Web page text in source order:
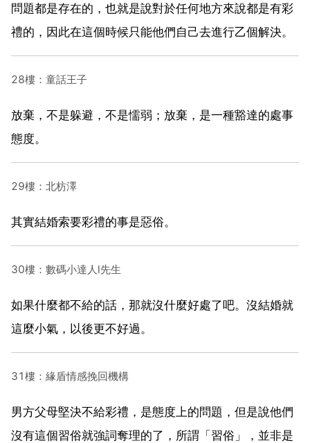
問題都是存在的，也就是說對於任何地方來說都是有彩
禮的，因此在這個時候只能他們自己去進行乙個解決。
28樓：童話王子
放棄，不是躲避，不是懦弱；放棄，是一種豁達的處事
態度。
29樓：北枋澤
其實結婚索要彩禮的事是惡俗。
30樓：數碼小達人l先生
如果什麼都不給的話，那就沒什麼好處了吧。沒結婚就
這麼小氣，以後更不好過。
31樓：緣盾情感挽回機構
男方父母堅決不給彩禮，是態度上的問題，但是說他們
沒有這個習俗就強詞奪理的了，所謂「習俗」，並非是